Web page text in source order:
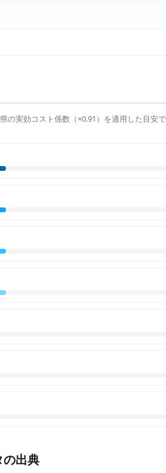
の実効コスト係数（×0.91 ）を適用した目安
の出典